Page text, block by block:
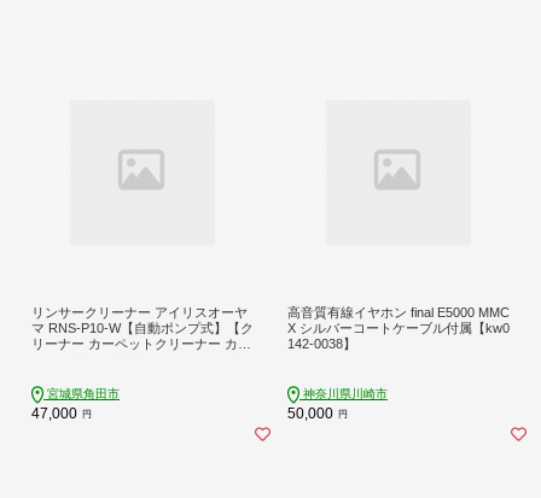
リンサークリーナー アイリスオーヤ
マ RNS-P10-W【自動ポンプ式】【ク
リーナー カーペットクリーナー カー
ト カーペット クッション ラグ 大掃
除 猫 犬 ペット おすすめ 人気 家電
アイリスオーヤマ】
宮城県角田市
47,000 円
高音質有線イヤホン final E5000 MMC
X シルバーコートケーブル付属【kw0
142-0038】
神奈川県川崎市
50,000 円